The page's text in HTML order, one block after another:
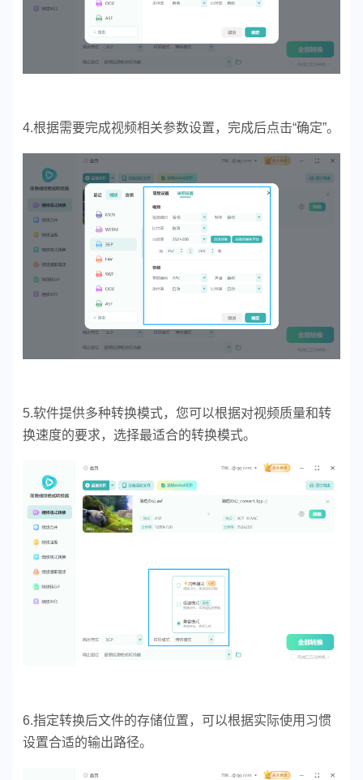
4.根据需要完成视频相关参数设置，完成后点击“确定”。
5.软件提供多种转换模式，您可以根据对视频质量和转
换速度的要求，选择最适合的转换模式。
6.指定转换后文件的存储位置，可以根据实际使用习惯
设置合适的输出路径。